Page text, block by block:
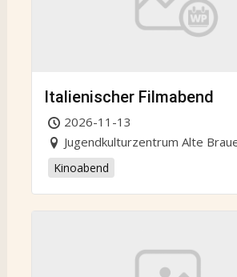
Italienischer Filmabend
2026-11-13
Jugendkulturzentrum Alte
Kinoabend